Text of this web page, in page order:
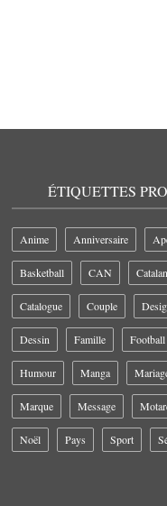
ÉTIQUETTES
Anime Anniversaire
Basketball CAN Catalan
Catalogue Couple
Dessin Famille Football
Humour Manga
Marque Message
Noël Pays Sport